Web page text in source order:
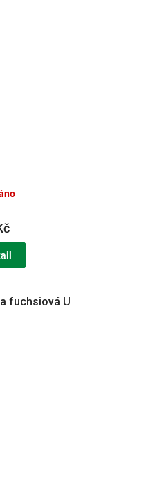
fuchsiová U